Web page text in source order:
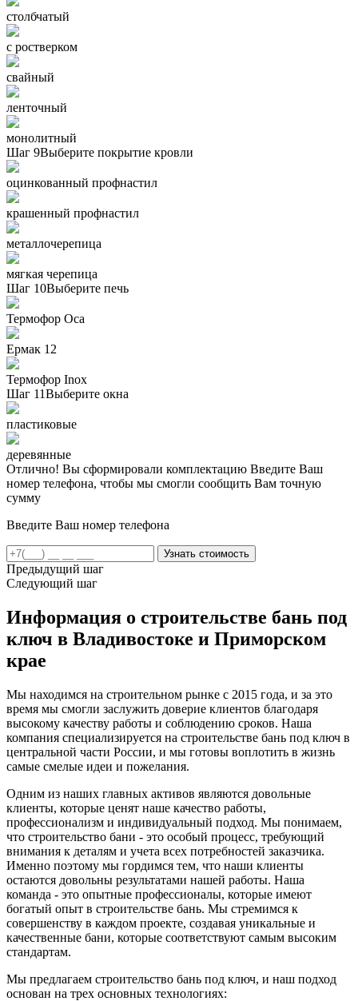
столбчатый
с ростверком
свайный
ленточный
монолитный
Шаг 9Выберите покрытие кровли
оцинкованный профнастил
крашенный профнастил
металлочерепица
мягкая черепица
Шаг 10Выберите печь
Термофор Oса
Ермак 12
Термофор Inox
Шаг 11Выберите окна
пластиковые
деревянные
Отлично! Вы сформировали комплектацию Введите Ваш
номер телефона, чтобы мы смогли сообщить Вам точную
сумму
Введите Ваш номер телефона
Предыдущий шаг
Следующий шаг
Информация о строительстве бань под
ключ в Владивостоке и Приморском
крае
Мы находимся на строительном рынке с 2015 года, и за это
время мы смогли заслужить доверие клиентов благодаря
высокому качеству работы и соблюдению сроков. Наша
компания специализируется на строительстве бань под ключ в
центральной части России, и мы готовы воплотить в жизнь
самые смелые идеи и пожелания.
Одним из наших главных активов являются довольные
клиенты, которые ценят наше качество работы,
профессионализм и индивидуальный подход. Мы понимаем,
что строительство бани - это особый процесс, требующий
внимания к деталям и учета всех потребностей заказчика.
Именно поэтому мы гордимся тем, что наши клиенты
остаются довольны результатами нашей работы. Наша
команда - это опытные профессионалы, которые имеют
богатый опыт в строительстве бань. Мы стремимся к
совершенству в каждом проекте, создавая уникальные и
качественные бани, которые соответствуют самым высоким
стандартам.
Мы предлагаем строительство бань под ключ, и наш подход
основан на трех основных технологиях: